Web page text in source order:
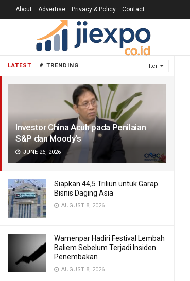
LATEST TRENDING Filter
Investor China Acuh pada Penilaian
S&P dan Moody’s
JUNE 26, 2026
Siapkan 44,5 Triliun untuk Garap
Bisnis Daging Asia
AUGUST 8, 2026
Wamenpar Hadiri Festival Lembah
Baliem Sebelum Terjadi Insiden
Penembakan
AUGUST 8, 2026
About Advertise Privacy & Policy Contact